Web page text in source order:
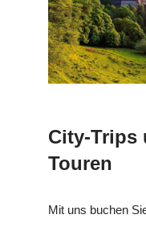
City-Trips
Touren
Mit uns buchen